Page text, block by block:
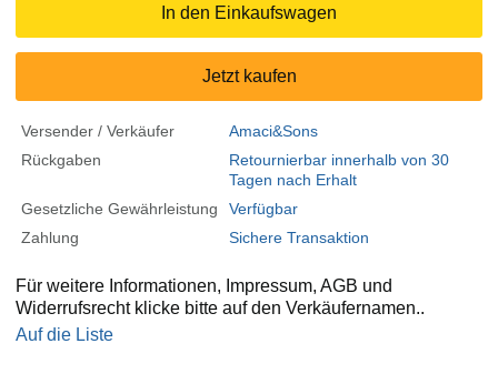
In den Einkaufswagen
Jetzt kaufen
Versender / Verkäufer
Amaci&Sons
Rückgaben
Retournierbar innerhalb von 30
Tagen nach Erhalt
Gesetzliche Gewährleistung
Verfügbar
Zahlung
Sichere Transaktion
Für weitere Informationen, Impressum, AGB und
Widerrufsrecht klicke bitte auf den Verkäufernamen..
Auf die Liste